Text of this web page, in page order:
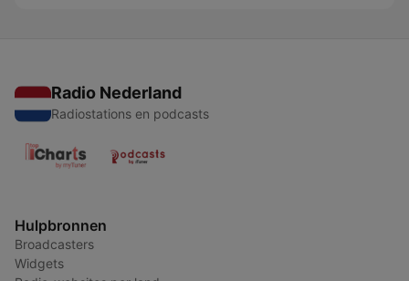
Radio Nederland
Radiostations en podcasts
Hulpbronnen
Broadcasters
Widgets